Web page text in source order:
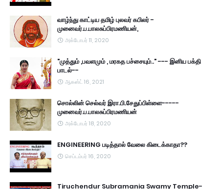
வாழ்ந்து காட்டிய தமிழ் புலவர் கபிலர் -
முனைவர்.ப.பாலசுப்பிரமணியன்,
அக்டோபர் 11, 2020
"முத்தும் ,பவளமும் , மரகத பச்சையும்.." --- இனிய பக்தி
பாடல்--
ஆகஸ்ட் 16, 2021
சொல்லின் செல்வர் இரா.பி.சேதுப்பிள்ளை-----
முனைவர்.ப.பாலசுப்பிரமணியன்
அக்டோபர் 18, 2020
ENGINEERING படித்தால் வேலை கிடைக்காதா??
செப்டம்பர் 16, 2020
Tiruchendur Subramania Swamy Temple-